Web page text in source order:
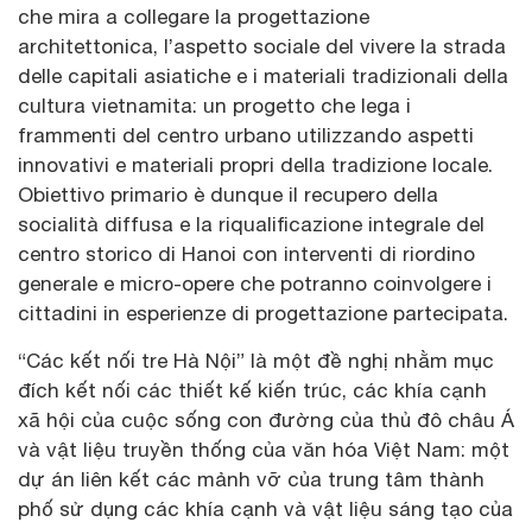
che mira a collegare la progettazione
architettonica, l’aspetto sociale del vivere la strada
delle capitali asiatiche e i materiali tradizionali della
cultura vietnamita: un progetto che lega i
frammenti del centro urbano utilizzando aspetti
innovativi e materiali propri della tradizione locale.
Obiettivo primario è dunque il recupero della
socialità diffusa e la riqualificazione integrale del
centro storico di Hanoi con interventi di riordino
generale e micro-opere che potranno coinvolgere i
cittadini in esperienze di progettazione partecipata.
“Các kết nối tre Hà Nội” là một đề nghị nhằm mục
đích kết nối các thiết kế kiến ​​trúc, các khía cạnh
xã hội của cuộc sống con đường của thủ đô châu Á
và vật liệu truyền thống của văn hóa Việt Nam: một
dự án liên kết các mảnh vỡ của trung tâm thành
phố sử dụng các khía cạnh và vật liệu sáng tạo của